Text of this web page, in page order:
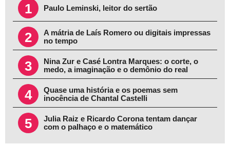
1 Paulo Leminski, leitor do sertão
2
A mátria de Laís Romero ou digitais impressas
no tempo
3
Nina Zur e Casé Lontra Marques: o corte, o
medo, a imaginação e o demônio do real
4
Quase uma história e os poemas sem
inocência de Chantal Castelli
5
Julia Raiz e Ricardo Corona tentam dançar
com o palhaço e o matemático